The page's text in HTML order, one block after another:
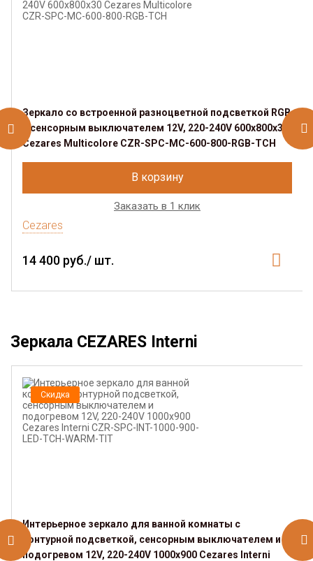
Зеркало со встроенной разноцветной подсветкой RGB
и сенсорным выключателем 12V, 220-240V 600x800x30
Cezares Multicolore CZR-SPC-MC-600-800-RGB-TCH
В корзину
Заказать в 1 клик
Cezares
14 400 руб./ шт.
Зеркала CEZARES Interni
Скидка
Интерьерное зеркало для ванной комнаты с
контурной подсветкой, сенсорным выключателем и
подогревом 12V, 220-240V 1000x900 Cezares Interni